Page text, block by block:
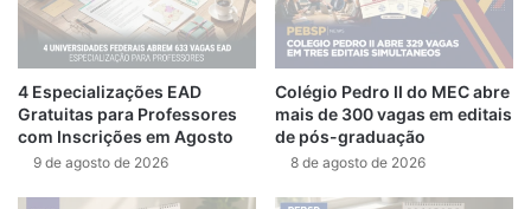
4 Especializações EAD
Gratuitas para Professores
com Inscrições em Agosto
9 de agosto de 2026
Colégio Pedro II do MEC abre
mais de 300 vagas em editais
de pós-graduação
8 de agosto de 2026